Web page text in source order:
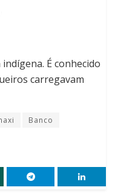
indígena. É conhecido
carregavam
Banco